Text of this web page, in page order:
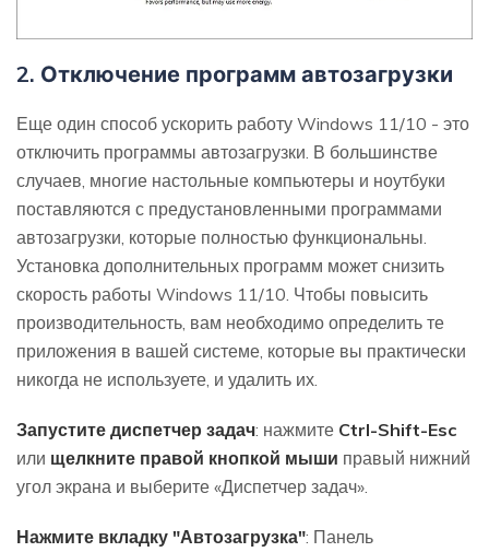
2. Отключение программ автозагрузки
Еще один способ ускорить работу Windows 11/10 - это
отключить программы автозагрузки. В большинстве
случаев, многие настольные компьютеры и ноутбуки
поставляются с предустановленными программами
автозагрузки, которые полностью функциональны.
Установка дополнительных программ может снизить
скорость работы Windows 11/10. Чтобы повысить
производительность, вам необходимо определить те
приложения в вашей системе, которые вы практически
никогда не используете, и удалить их.
Запустите диспетчер задач: нажмите Ctrl-Shift-Esc
или щелкните правой кнопкой мыши правый нижний
угол экрана и выберите «Диспетчер задач».
Нажмите вкладку "Автозагрузка": Панель